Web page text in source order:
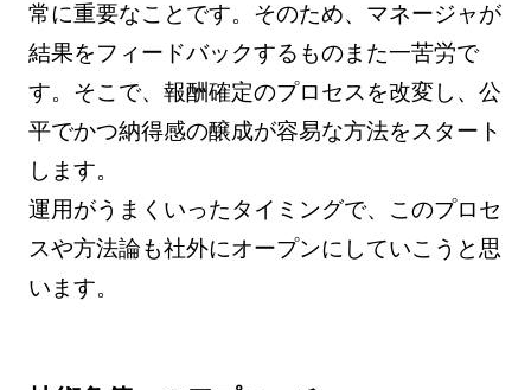
常に重要なことです。そのため、マネージャが
結果をフィードバックするものまた一苦労で
す。そこで、報酬確定のプロセスを改変し、公
平でかつ納得感の醸成が容易な方法をスタート
します。
運用がうまくいったタイミングで、このプロセ
スや方法論も社外にオープンにしていこうと思
います。